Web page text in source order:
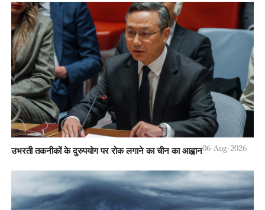
उभरती तकनीकों के दुरुपयोग पर रोक लगाने का चीन का आह्वान06-Aug-2026